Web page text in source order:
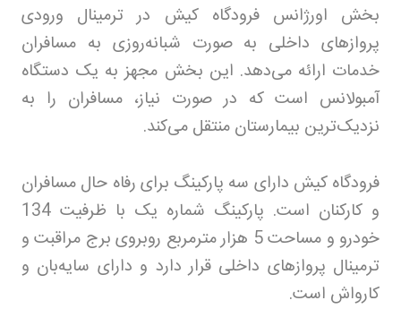
بخش اورژانس فرودگاه کیش در ترمینال ورودی
پروازهای داخلی به صورت شبانه‌روزی به مسافران
خدمات ارائه می‌دهد. این بخش مجهز به یک دستگاه
آمبولانس است که در صورت نیاز، مسافران را به
نزدیک‌ترین بیمارستان منتقل می‌کند.
فرودگاه کیش دارای سه پارکینگ برای رفاه حال مسافران
و کارکنان است. پارکینگ شماره یک با ظرفیت 134
خودرو و مساحت 5 هزار مترمربع روبروی برج مراقبت و
ترمینال پروازهای داخلی قرار دارد و دارای سایه‌بان و
کارواش است.